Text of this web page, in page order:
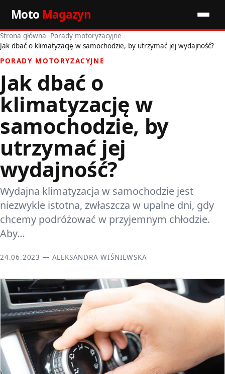
Moto Magazyn
Start
Wiadomości
Premiery
Porady motoryzacyjne
Pozostałe artykuły
Strona główna ›Porady motoryzacyjne ›
Jak dbać o klimatyzację w samochodzie, by utrzymać jej wydajność?
PORADY MOTORYZACYJNE
Jak dbać o
klimatyzację w
samochodzie, by
utrzymać jej
wydajność?
Wydajna klimatyzacja w samochodzie jest
niezwykle istotna, zwłaszcza w upalne dni, gdy
chcemy podróżować w przyjemnym chłodzie.
Aby…
24.06.2023 — ALEKSANDRA WIŚNIEWSKA